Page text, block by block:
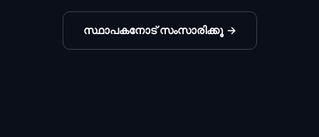
സ്ഥാപകനോട് സംസാരിക്കൂ→